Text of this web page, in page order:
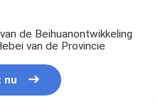
de Beihuanontwikkeling
van de Provincie
nu